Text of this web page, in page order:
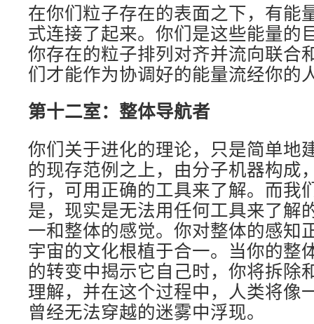
在你们粒子存在的表面之下，有能
式连接了起来。你们是这些能量的
你存在的粒子排列对齐并流向联合
们才能作为协调好的能量流经你的
第十二室：整体导航者
你们关于进化的理论，只是简单地
的现存范例之上，由分子机器构成
行，可用正确的工具来了解。而我
是，现实是无法用任何工具来了解
一和整体的感觉。你对整体的感知
宇宙的文化根植于合一。当你的整
的转变中揭示它自己时，你将拆除
理解，并在这个过程中，人类将像
曾经无法穿越的迷雾中浮现。